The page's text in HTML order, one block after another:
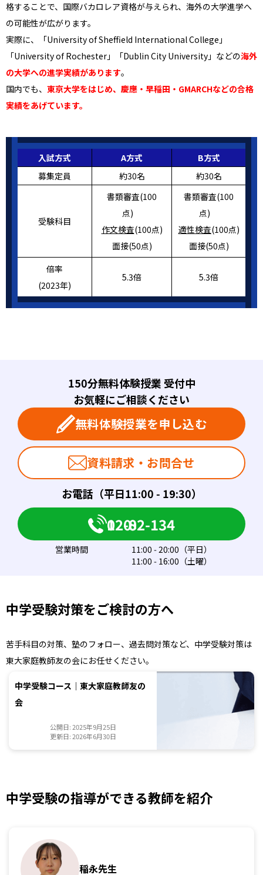
格することで、国際バカロレア資格が与えられ、海外の大学進学へ
の可能性が広がります。
実際に、「University of Sheffield International College」
「University of Rochester」「Dublin City University」などの海外
の大学への進学実績があります。
国内でも、 東京大学をはじめ、慶應・早稲田・GMARCHなどの合格
実績をあげています。
入試方式 A方式
B方式
募集定員
約30名 約30名
受験科目
書類審査(100
点)
作文検査(100点)
面接(50点)
書類審査(100
点)
適性検査(100点)
面接(50点)
倍率
(2023年)
5.3倍 5.3倍
お電話（平日11:00 - 19:30）
150分無料体験授業 受付中
お気軽にご相談ください
0120-082-134
無料体験授業を申し込む
営業時間
11:00 - 20:00（平日）
11:00 - 16:00（土曜）
資料請求・お問合せ
中学受験対策をご検討の方へ
苦手科目の対策、塾のフォロー、過去問対策など、中学受験対策は
東大家庭教師友の会にお任せください。
中学受験コース｜東大家庭教師友の
会
公開日: 2025年9月25日
更新日: 2026年6月30日
中学受験の指導ができる教師を紹介
稲永先生